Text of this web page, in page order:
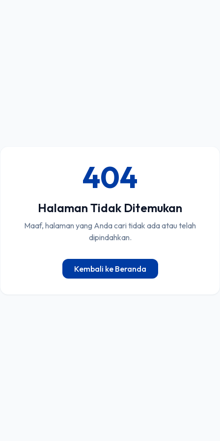
404
Halaman Tidak Ditemukan
Maaf, halaman yang Anda cari tidak ada atau telah
dipindahkan.
Kembali ke Beranda